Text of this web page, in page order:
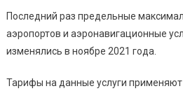
Последний раз предельные
аэропортов и аэронавигационные
изменялись в ноябре 2021 года.
Тарифы на данные услуги применяют